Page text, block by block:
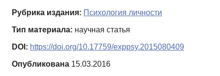
Рубрика издания: Психология личности
Тип материала: научная статья
DOI: https://doi.org/10.17759/exppsy.2015080409
Опубликована 15.03.2016